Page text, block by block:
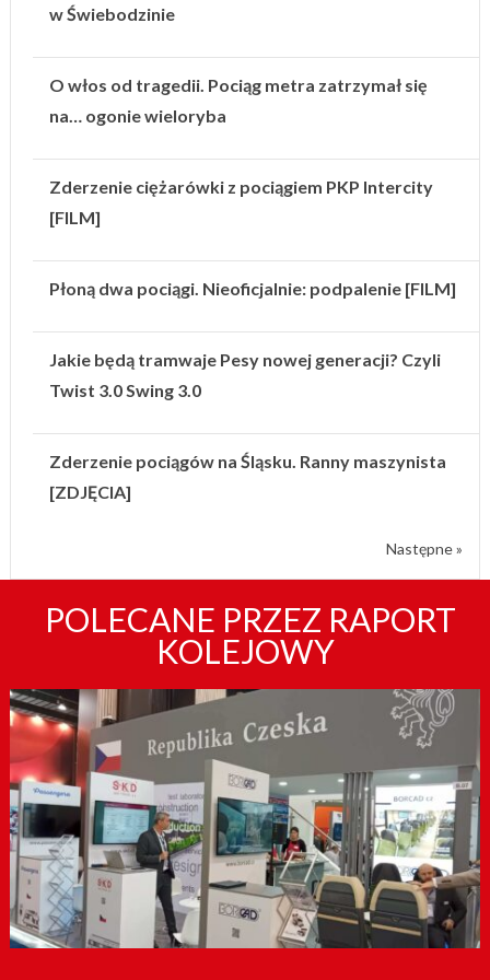
w Świebodzinie
O włos od tragedii. Pociąg metra zatrzymał się
na… ogonie wieloryba
Zderzenie ciężarówki z pociągiem PKP Intercity
[FILM]
Płoną dwa pociągi. Nieoficjalnie: podpalenie [FILM]
Jakie będą tramwaje Pesy nowej generacji? Czyli
Twist 3.0 Swing 3.0
Zderzenie pociągów na Śląsku. Ranny maszynista
[ZDJĘCIA]
Następne »
POLECANE PRZEZ RAPORT
KOLEJOWY